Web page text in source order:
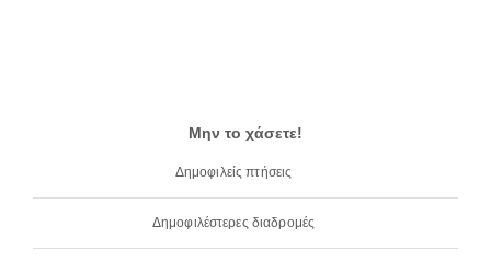
Μην το χάσετε!
Δημοφιλείς πτήσεις
Δημοφιλέστερες διαδρομές